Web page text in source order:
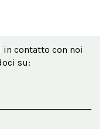
contatto con noi
su: